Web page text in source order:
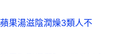
果湯滋陰潤燥3類人不